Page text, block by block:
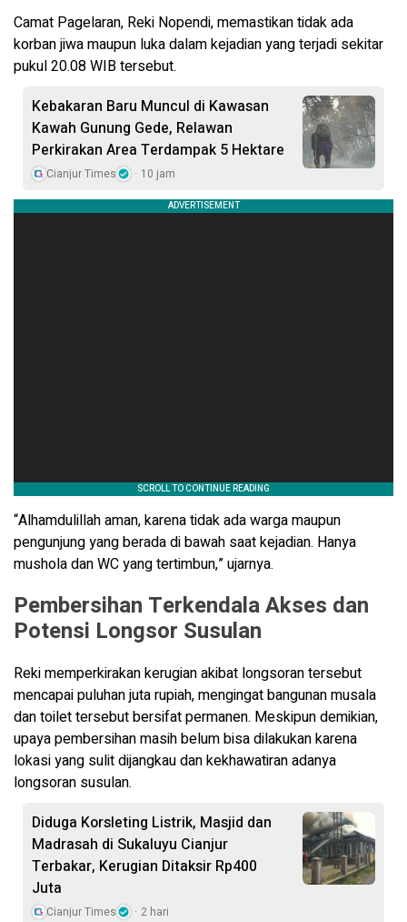
Camat Pagelaran, Reki Nopendi, memastikan tidak ada
korban jiwa maupun luka dalam kejadian yang terjadi sekitar
pukul 20.08 WIB tersebut.
Kebakaran Baru Muncul di Kawasan
Kawah Gunung Gede, Relawan
Perkirakan Area Terdampak 5 Hektare
Cianjur Times 10 jam
“Alhamdulillah aman, karena tidak ada warga maupun
pengunjung yang berada di bawah saat kejadian. Hanya
mushola dan WC yang tertimbun,” ujarnya.
Pembersihan Terkendala Akses dan
Potensi Longsor Susulan
Reki memperkirakan kerugian akibat longsoran tersebut
mencapai puluhan juta rupiah, mengingat bangunan musala
dan toilet tersebut bersifat permanen. Meskipun demikian,
upaya pembersihan masih belum bisa dilakukan karena
lokasi yang sulit dijangkau dan kekhawatiran adanya
longsoran susulan.
Diduga Korsleting Listrik, Masjid dan
Madrasah di Sukaluyu Cianjur
Terbakar, Kerugian Ditaksir Rp400
Juta
Cianjur Times 2 hari